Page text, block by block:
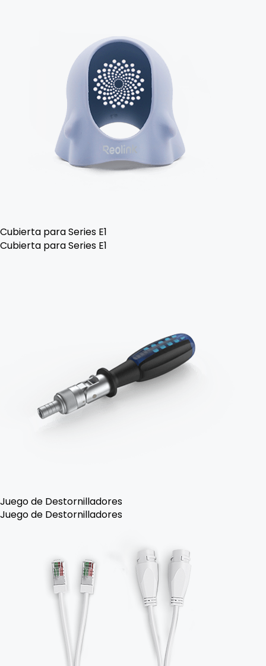
Cubierta para Series E1
Cubierta para Series E1
Juego de Destornilladores
Juego de Destornilladores